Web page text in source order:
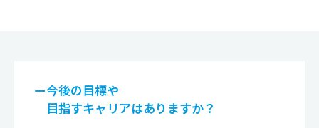
ー今後の目標や
目指すキャリアはありますか？